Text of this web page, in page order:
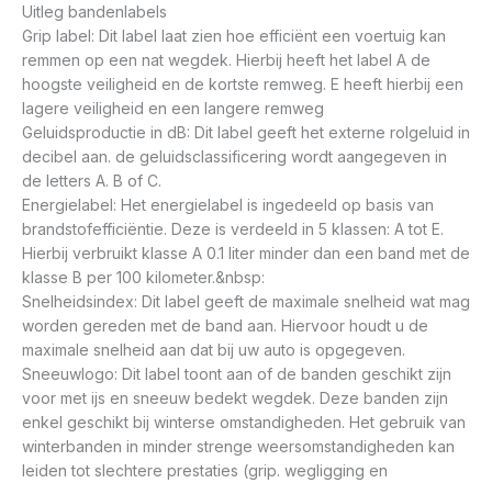
Uitleg bandenlabels
Grip label: Dit label laat zien hoe efficiënt een voertuig kan
remmen op een nat wegdek. Hierbij heeft het label A de
hoogste veiligheid en de kortste remweg. E heeft hierbij een
lagere veiligheid en een langere remweg
Geluidsproductie in dB: Dit label geeft het externe rolgeluid in
decibel aan. de geluidsclassificering wordt aangegeven in
de letters A. B of C.
Energielabel: Het energielabel is ingedeeld op basis van
brandstofefficiëntie. Deze is verdeeld in 5 klassen: A tot E.
Hierbij verbruikt klasse A 0.1 liter minder dan een band met de
klasse B per 100 kilometer.&nbsp:
Snelheidsindex: Dit label geeft de maximale snelheid wat mag
worden gereden met de band aan. Hiervoor houdt u de
maximale snelheid aan dat bij uw auto is opgegeven.
Sneeuwlogo: Dit label toont aan of de banden geschikt zijn
voor met ijs en sneeuw bedekt wegdek. Deze banden zijn
enkel geschikt bij winterse omstandigheden. Het gebruik van
winterbanden in minder strenge weersomstandigheden kan
leiden tot slechtere prestaties (grip. wegligging en